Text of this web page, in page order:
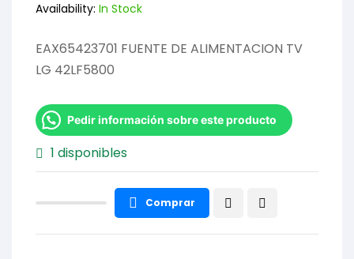
Availability: In Stock
EAX65423701 FUENTE DE ALIMENTACION TV
LG 42LF5800
Pedir información sobre este producto
1 disponibles
Comprar